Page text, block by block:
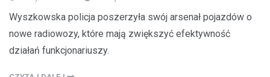
Wyszkowska policja poszerzyła swój arsenał pojazdów o
nowe radiowozy, które mają zwiększyć efektywność
działań funkcjonariuszy.